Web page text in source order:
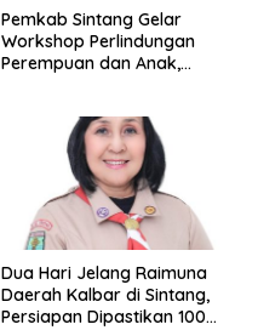
Pemkab Sintang Gelar
Workshop Perlindungan
Perempuan dan Anak,
Dua Hari Jelang Raimuna
Daerah Kalbar di Sintang,
Persiapan Dipastikan 100